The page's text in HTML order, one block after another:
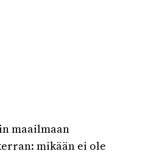
maailmaan
mikään ei ole